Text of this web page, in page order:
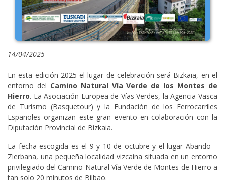
14/04/2025
En esta edición 2025 el lugar de celebración será Bizkaia, en el
entorno del Camino Natural Vía Verde de los Montes de
Hierro. La Asociación Europea de Vías Verdes, la Agencia Vasca
de Turismo (Basquetour) y la Fundación de los Ferrocarriles
Españoles organizan este gran evento en colaboración con la
Diputación Provincial de Bizkaia.
La fecha escogida es el 9 y 10 de octubre y el lugar Abando –
Zierbana, una pequeña localidad vizcaína situada en un entorno
privilegiado del Camino Natural Vía Verde de Montes de Hierro a
tan solo 20 minutos de Bilbao.